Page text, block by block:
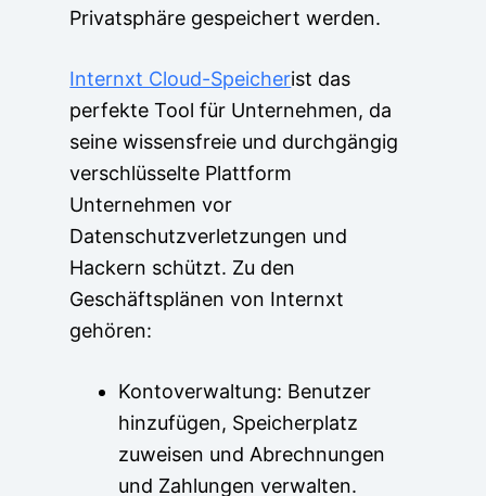
Privatsphäre gespeichert werden.
Internxt Cloud-Speicherist das
perfekte Tool für Unternehmen, da
seine wissensfreie und durchgängig
verschlüsselte Plattform
Unternehmen vor
Datenschutzverletzungen und
Hackern schützt. Zu den
Geschäftsplänen von Internxt
gehören:
Kontoverwaltung: Benutzer
hinzufügen, Speicherplatz
zuweisen und Abrechnungen
und Zahlungen verwalten.